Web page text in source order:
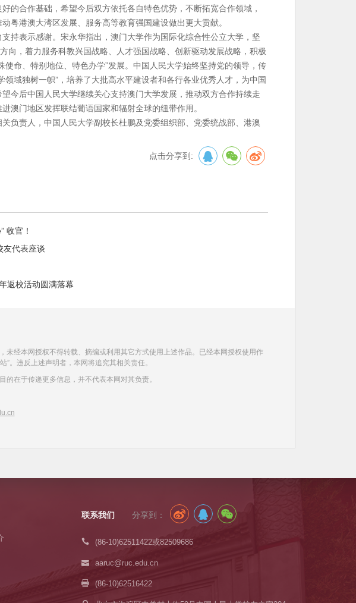
的合作基础，希望今后双方依托各自特色优势，不断拓宽合作领域，
粤港澳大湾区发展、服务高等教育强国建设做出更大贡献。
持表示感谢。宋永华指出，澳门大学作为国际化综合性公立大学，坚
向，着力服务科教兴国战略、人才强国战略、创新驱动发展战略，积极
命、特别地位、特色办学”发展。中国人民大学始终坚持党的领导，传
域独树一帜”，培养了大批高水平建设者和各行各业优秀人才，为中国
今后中国人民大学继续关心支持澳门大学发展，推动双方合作持续走
澳门地区发挥联结葡语国家和辐射全球的纽带作用。
负责人，中国人民大学副校长杜鹏及党委组织部、党委统战部、港澳
点击分享到:
收官！
友代表座谈
返校活动圆满落幕
经本网授权不得转载、摘编或利用其它方式使用上述作品。已经本网授权使用作
。违反上述声明者，本网将追究其相关责任。
在于传递更多信息，并不代表本网对其负责。
联系我们 分享到：
(86-10)62511422或82509686
aaruc@ruc.edu.cn
(86-10)62516422